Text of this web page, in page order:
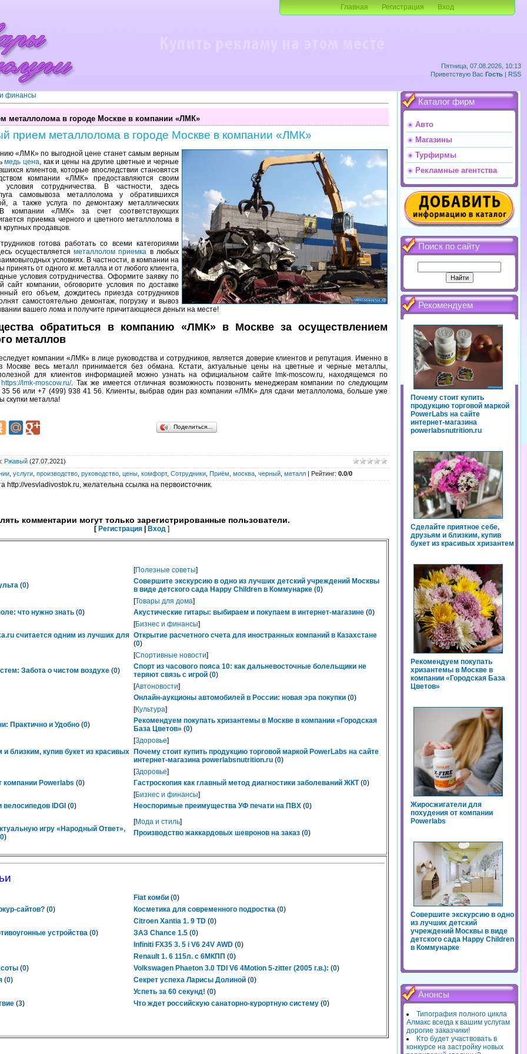
Пятница, 07.08.2026, 10:13
Приветствую Вас Гость | RSS
Главная Регистрация Вход
финансы
металлолома в городе Москве в компании «ЛМК»
прием металлолома в городе Москве в компании «ЛМК»
«ЛМК» по выгодной цене станет самым верным
медь цена , как и цены на другие цветные и черные
клиентов, которые впоследствии становятся
компании «ЛМК» предоставляются своим
сотрудничества. В частности, здесь
самовывоза металлолома у обратившихся
а также услуга по демонтажу металлических
компании «ЛМК» за счет соответствующих
приемка черного и цветного металлолома в
продавцов.
готова работать со всеми категориями
осуществляется металлолом приемка в любых
условиях. В частности, в компании на
от одного кг. металла и от любого клиента,
условия сотрудничества. Оформите заявку по
компании, обговорите условия по доставке
его объем, дождитесь приезда сотрудников
самостоятельно демонтаж, погрузку и вывоз
вашего лома и получите причитающиеся деньги на месте!
обратиться в компанию «ЛМК» в Москве за осуществлением
металлов
компании «ЛМК» в лице руководства и сотрудников, является доверие клиентов и репутация. Именно в
Москве весь металл принимается без обмана. Кстати, актуальные цены на цветные и черные металлы,
для клиентов информацией можно узнать на официальном сайте lmk-moscow.ru, находящемся по
https://lmk-moscow.ru/. Так же имеется отличная возможность позвонить менеджерам компании по следующим
56 или +7 (499) 938 41 56. Клиенты, выбрав один раз компании «ЛМК» для сдачи металлолома, больше уже
скупки металла!
Поделиться…
: Ржавый (27.07.2021)
услуги производство руководство цены комфорт, Сотрудники Приём москва черный металл | Рейтинг: 0.0/0
http://vesvladivostok.ru, желательна ссылка на первоисточник.
комментарии могут только зарегистрированные пользователи.
[ Регистрация Вход ]
(0)
[Полезные советы]
Совершите экскурсию в одно из лучших детский учреждений Москвы
в виде детского сада Happy Children в Коммунарке (0)
что нужно знать (0)
[Товары для дома]
Акустические гитары: выбираем и покупаем в интернет-магазине (0)
считается одним из лучших для
[Бизнес и финансы]
Открытие расчетного счета для иностранных компаний в Казахстане
(0)
Забота о чистом воздухе (0)
[Спортивные новости]
Спорт из часового пояса 10: как дальневосточные болельщики не
теряют связь с игрой (0)
[Автоновости]
Онлайн-аукционы автомобилей в России: новая эра покупки (0)
Практично и Удобно (0)
[Культура]
Рекомендуем покупать хризантемы в Москве в компании «Городская
База Цветов» (0)
близким, купив букет из красивых
[Здоровье]
Почему стоит купить продукцию торговой маркой PowerLabs на сайте
интернет-магазина powerlabsnutrition.ru (0)
компании Powerlabs (0)
[Здоровье]
Гастроскопия как главный метод диагностики заболеваний ЖКТ (0)
IDGI (0)
[Бизнес и финансы]
Неоспоримые преимущества УФ печати на ПВХ (0)
игру «Народный Ответ»,
0)
[Мода и стиль]
Производство жаккардовых шевронов на заказ (0)
Fiat комби (0)
сайтов? (0) Косметика для современного подростка (0)
Citroen Xantia 1. 9 TD (0)
устройства (0) ЗАЗ Chance 1.5 (0)
Infiniti FX35 3. 5 i V6 24V AWD (0)
Renault 1. 6 115л. с 6МКПП (0)
(0) Volkswagen Phaeton 3.0 TDI V6 4Motion 5-zitter (2005 г.в.): (0)
(0) Cекрет успеха Ларисы Долиной (0)
Успеть за 60 секунд! (0)
(3) Что ждет российскую санаторно-курортную систему (0)
Каталог фирм
Авто
Магазины
Турфирмы
Рекламные агентства
Поиск по сайту
Рекомендуем
Почему стоит купить
продукцию торговой маркой
PowerLabs на сайте
интернет-магазина
powerlabsnutrition.ru
Сделайте приятное себе,
друзьям и близким, купив
букет из красивых хризантем
Рекомендуем покупать
хризантемы в Москве в
компании «Городская База
Цветов»
Жиросжигатели для
похудения от компании
Powerlabs
Совершите экскурсию в одно
из лучших детский
учреждений Москвы в виде
детского сада Happy Children
в Коммунарке
Анонсы
Типография полного цикла
Алмакс всегда к вашим услугам
дорогие заказчики!
Кто будет участвовать в
конкурсе на застройку новых